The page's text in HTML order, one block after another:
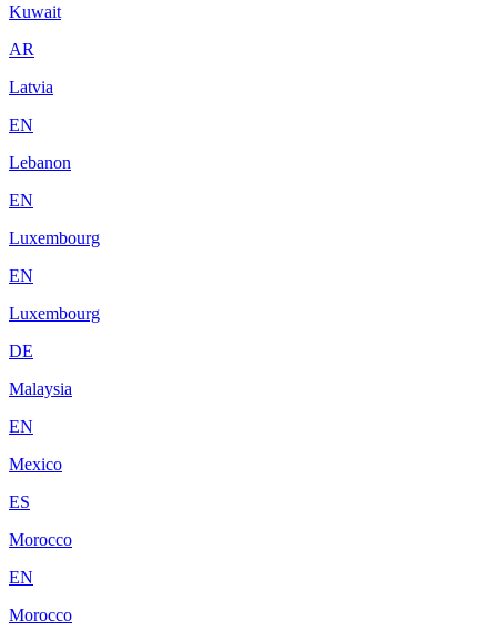
Kuwait
AR
Latvia
EN
Lebanon
EN
Luxembourg
EN
Luxembourg
DE
Malaysia
EN
Mexico
ES
Morocco
EN
Morocco